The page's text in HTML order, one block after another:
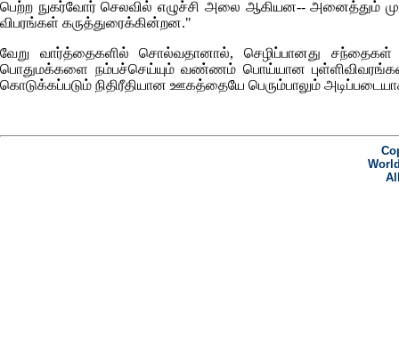
பெற்ற நுகர்வோர் செலவில் எழுச்சி அலை ஆகியன-- அனைத்தும்
விபரங்கள் கருத்துரைக்கின்றன."
வேறு வார்த்தைகளில் சொல்வதானால், செழிப்பானது சந்தைகள்
பொதுமக்களை நம்பச்செய்யும் வண்ணம் பொய்யான
கொடுக்கப்படும் நிதிரீதியான ஊகத்தையே பெரும்பாலும்